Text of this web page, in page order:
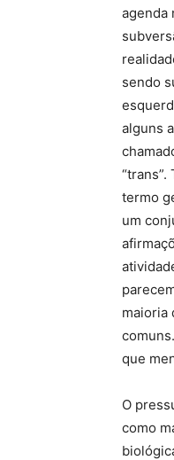
agenda
sendo
alguns
“trans”.
termo
um
maioria
que
O
como